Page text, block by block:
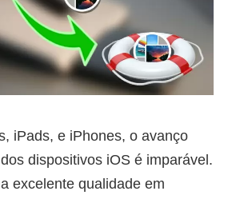
iPads, e iPhones, o avanço
dispositivos iOS é imparável.
excelente qualidade em